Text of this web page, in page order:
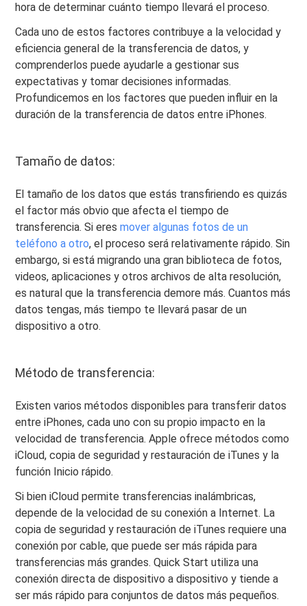
hora de determinar cuánto tiempo llevará el proceso.
Cada uno de estos factores contribuye a la velocidad y
eficiencia general de la transferencia de datos, y
comprenderlos puede ayudarle a gestionar sus
expectativas y tomar decisiones informadas.
Profundicemos en los factores que pueden influir en la
duración de la transferencia de datos entre iPhones.
Tamaño de datos:
El tamaño de los datos que estás transfiriendo es quizás
el factor más obvio que afecta el tiempo de
transferencia. Si eresmover algunas fotos de un
teléfono a otro, el proceso será relativamente rápido. Sin
embargo, si está migrando una gran biblioteca de fotos,
videos, aplicaciones y otros archivos de alta resolución,
es natural que la transferencia demore más. Cuantos más
datos tengas, más tiempo te llevará pasar de un
dispositivo a otro.
Método de transferencia:
Existen varios métodos disponibles para transferir datos
entre iPhones, cada uno con su propio impacto en la
velocidad de transferencia. Apple ofrece métodos como
iCloud, copia de seguridad y restauración de iTunes y la
función Inicio rápido.
Si bien iCloud permite transferencias inalámbricas,
depende de la velocidad de su conexión a Internet. La
copia de seguridad y restauración de iTunes requiere una
conexión por cable, que puede ser más rápida para
transferencias más grandes. Quick Start utiliza una
conexión directa de dispositivo a dispositivo y tiende a
ser más rápido para conjuntos de datos más pequeños.